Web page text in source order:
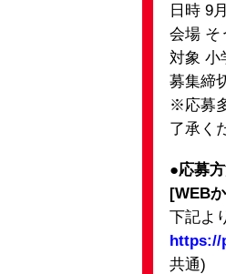
日時 9
会場 そ
対象 小
募集締
※応募
了承く
●応募
[WEB
下記よ
https://
共通)